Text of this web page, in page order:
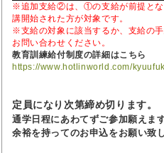
※追加支給②は、①の支給が前提とな
講開始された方が対象です。
※支給の対象に該当するか、支給の
お問い合わせください。
教育訓練給付制度の詳細はこちら
https://www.hotlinworld.com/
定員になり次第締め切ります。
通学日程にあわてずご参加願えま
余裕を持ってのお申込をお願い致